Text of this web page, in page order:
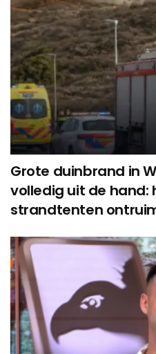
Grote duinbrand in
volledig uit de hand:
strandtenten